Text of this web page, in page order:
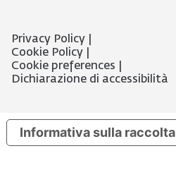
Privacy Policy
Cookie Policy
Cookie preferences
Dichiarazione di accessibilità
Informativa sulla raccolta